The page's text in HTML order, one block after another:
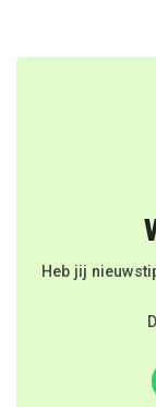
Heb jij